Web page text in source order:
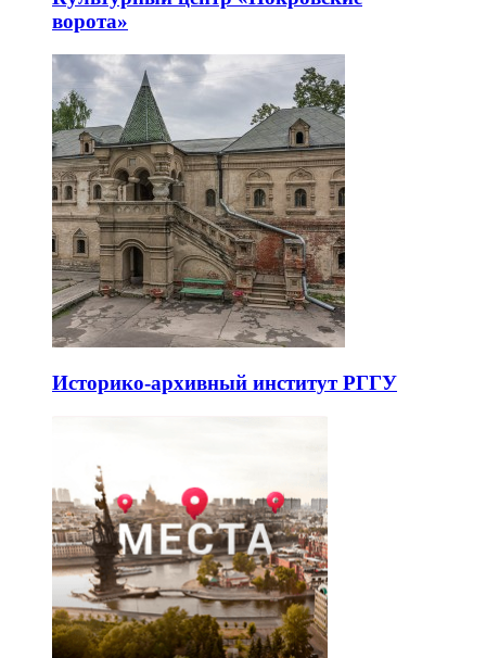
ворота»
Историко-архивный институт РГГУ